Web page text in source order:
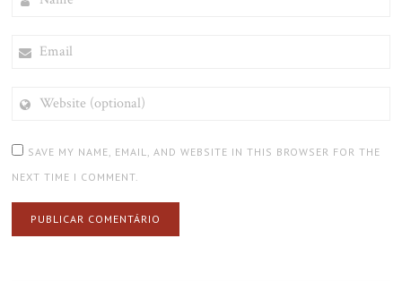
(OPTIONAL)
SAVE MY NAME, EMAIL, AND WEBSITE IN THIS BROWSER FOR THE
NEXT TIME I COMMENT.